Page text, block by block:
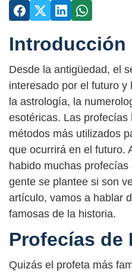
Introducción
Desde la antigüedad, el
interesado por el futuro y
la astrología, la
esotéricas. Las profecías
métodos más utilizados
que ocurrirá en el futuro.
habido muchas
gente se plantee si son
artículo, vamos a hablar
famosas de la historia.
Profecías de
Quizás el profeta más